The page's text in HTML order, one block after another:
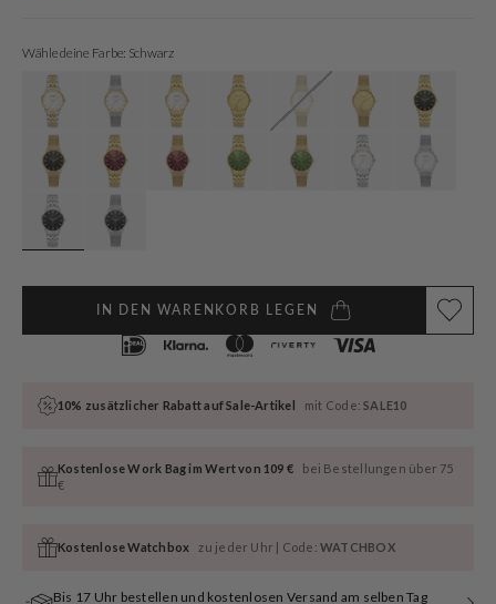
Wähle deine Farbe: Schwarz
IN DEN WARENKORB LEGEN
10% zusätzlicher Rabatt auf Sale-Artikel mit Code:SALE10
Kostenlose Work Bag im Wert von 109 €
bei Bestellungen über 75
€
Kostenlose Watchbox zu jeder Uhr | Code:WATCHBOX
Bis 17 Uhr bestellen und kostenlosen Versand am selben Tag